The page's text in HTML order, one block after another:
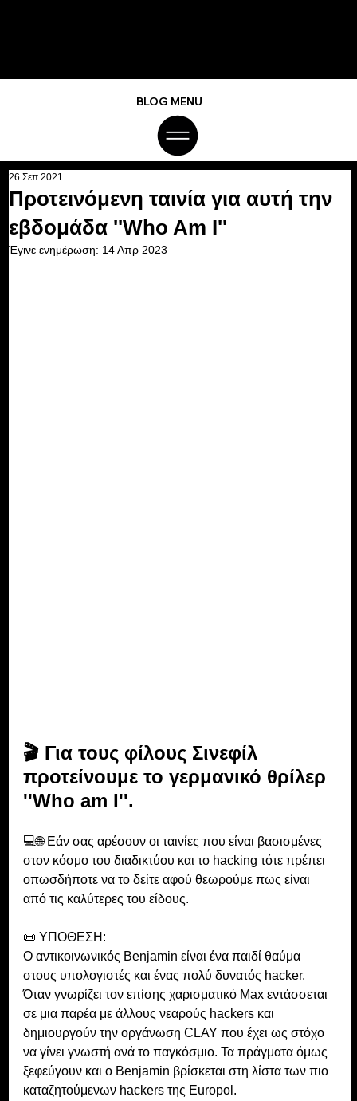
BLOG MENU
Προτεινόμενη ταινία για αυτή την
εβδομάδα ''Who Am I''
26 Σεπ 2021
Έγινε ενημέρωση: 14 Απρ 2023
🎬 Για τους φίλους Σινεφίλ
προτείνουμε το γερμανικό θρίλερ
''Who am I''.
💻🌐 Εάν σας αρέσουν οι ταινίες που είναι βασισμένες
στον κόσμο του διαδικτύου και το hacking τότε πρέπει
οπωσδήποτε να τo δείτε αφού θεωρούμε πως είναι
από τις καλύτερες του είδους.
📜 ΥΠΟΘΕΣΗ:
Ο αντικοινωνικός Benjamin είναι ένα παιδί θαύμα
στους υπολογιστές και ένας πολύ δυνατός hacker.
Όταν γνωρίζει τον επίσης χαρισματικό Max εντάσσεται
σε μια παρέα με άλλους νεαρούς hackers και
δημιουργούν την οργάνωση CLAY που έχει ως στόχο
να γίνει γνωστή ανά το παγκόσμιο. Τα πράγματα όμως
ξεφεύγουν και ο Benjamin βρίσκεται στη λίστα των πιο
καταζητούμενων hackers της Europol.